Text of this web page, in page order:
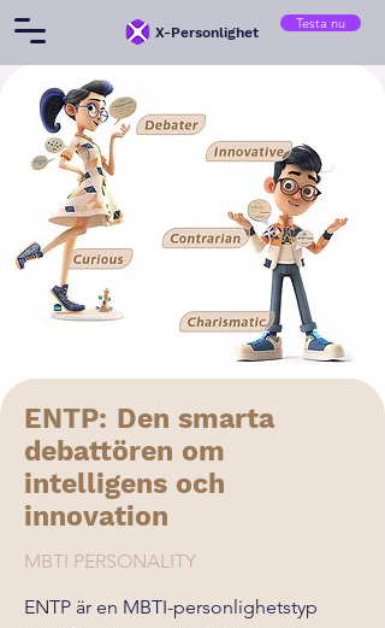
X-Personlighet
Testa nu
ENTP: Den smarta
debattören om
intelligens och
innovation
MBTI PERSONALITY
ENTP är en MBTI-personlighetstyp